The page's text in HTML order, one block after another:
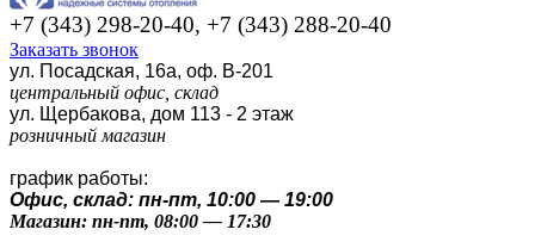
+7 (343) 298-20-40, +7 (343) 288-20-40
Заказать звонок
ул. Посадская, 16а, оф. В-201
центральный офис, склад
ул. Щербакова, дом 113 - 2 этаж
розничный магазин
график работы:
Офис, склад: пн-пт, 10:00 — 19:00
Магазин: пн-пт, 08:00 — 17:30